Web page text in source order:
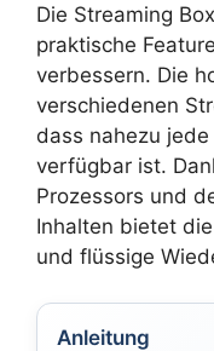
Die Streaming
praktische
verbessern. Die
verschiedenen
dass nahezu
verfügbar ist.
Prozessors und
Inhalten bietet
und flüssige
Anleitung